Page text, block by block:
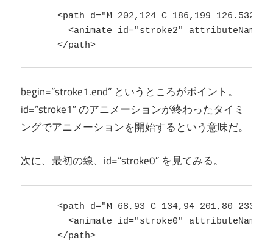
<path d="M 202,124 C 186,199
<animate id="stroke2"
    </path>
begin=”stroke1.end” というところがポイント。
id=”stroke1″ のアニメーションが終わったタイミ
ングでアニメーションを開始するという意味だ。
次に、最初の線、id=”stroke0″ を見てみる。
<path d="M 68,93 C 134,94 201,80
<animate id="stroke0"
    </path>